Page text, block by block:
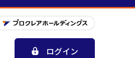
ログイン